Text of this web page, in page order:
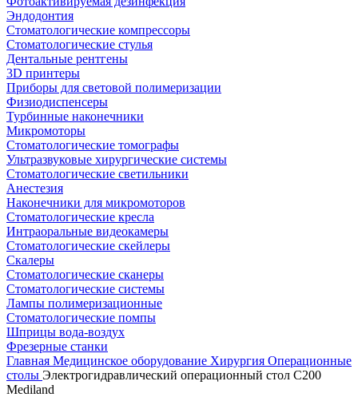
Эндодонтия
Стоматологические компрессоры
Стоматологические стулья
Дентальные рентгены
3D принтеры
Приборы для световой полимеризации
Физиодиспенсеры
Турбинные наконечники
Микромоторы
Стоматологические томографы
Ультразвуковые хирургические системы
Стоматологические светильники
Анестезия
Наконечники для микромоторов
Стоматологические кресла
Интраоральные видеокамеры
Стоматологические скейлеры
Скалеры
Стоматологические сканеры
Стоматологические системы
Лампы полимеризационные
Стоматологические помпы
Шприцы вода-воздух
Фрезерные станки
Главная Медицинское оборудование Хирургия Операционные
столы Электрогидравлический операционный стол C200
Mediland